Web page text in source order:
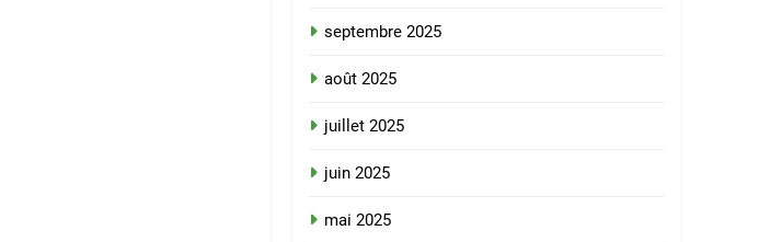
septembre 2025
août 2025
juillet 2025
juin 2025
mai 2025